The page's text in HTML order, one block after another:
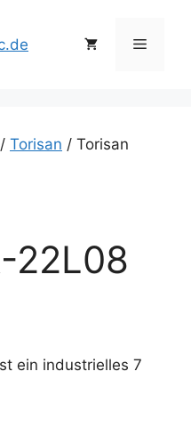
Menü
/ Torisan / Torisan
22L08
ein industrielles 7